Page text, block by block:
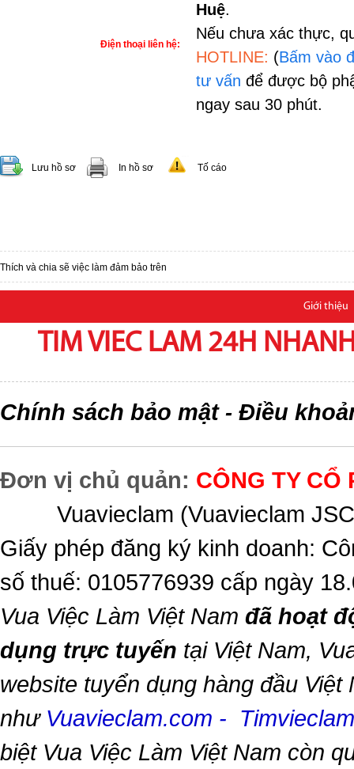
Huệ.
Nếu chưa xác thực,
HOTLINE: (Bấm vào
tư vấn để được bộ
ngay sau 30 phút.
Điện thoại liên hệ:
Lưu hồ sơ In hồ sơ Tố cáo
Thích và chia sẽ việc làm đảm bảo trên
Giới thiệu
TIM VIEC LAM 24H
Chính sách bảo mật- Điều
Đơn vị chủ quản: CÔNG TY CỔ
Vuavieclam (Vuavieclam
Giấy phép đăng ký kinh doanh:
số thuế: 0105776939 cấp ngày
Vua Việc Làm Việt Nam đã hoạt
dụng trực tuyến tại Việt Nam,
website tuyển dụng hàng đầu Việt
như Vuavieclam.com -
biệt Vua Việc Làm Việt Nam còn